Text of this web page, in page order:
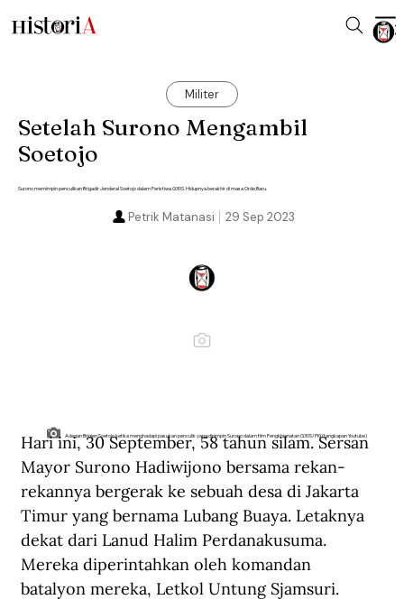
Militer
Setelah Surono Mengambil
Soetojo
Surono memimpin penculikan Brigadir Jenderal Soetojo dalam Peristiwa G30S. Hidupnya berakhir di masa Orde Baru.
29 Sep 2023
Petrik Matanasi
Adegan Brigjen Soetojo ketika menghadapi pasukan penculik yang dipimpin Surono dalam film Pengkhianatan G30S/PKI (tangkapan Youtube)
Hari ini, 30 September, 58 tahun silam. Sersan
Mayor Surono Hadiwijono bersama rekan-
rekannya bergerak ke sebuah desa di Jakarta
Timur yang bernama Lubang Buaya. Letaknya
dekat dari Lanud Halim Perdanakusuma.
Mereka diperintahkan oleh komandan
batalyon mereka, Letkol Untung Sjamsuri.